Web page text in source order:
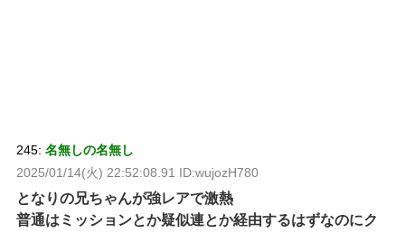
245: 名無しの名無し
2025/01/14(火) 22:52:08.91 ID:wujozH780
となりの兄ちゃんが強レアで激熱
普通はミッションとか疑似連とか経由するはずなのにク